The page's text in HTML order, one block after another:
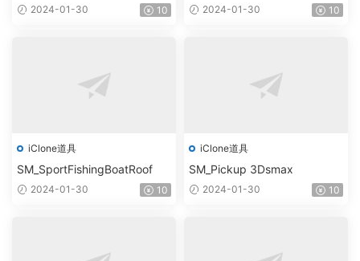
2024-01-30 10 2024-01-30 10
iClone道具
SM_SportFishingBoatRoof
2024-01-30 10
iClone道具
SM_Pickup 3Dsmax
2024-01-30 10